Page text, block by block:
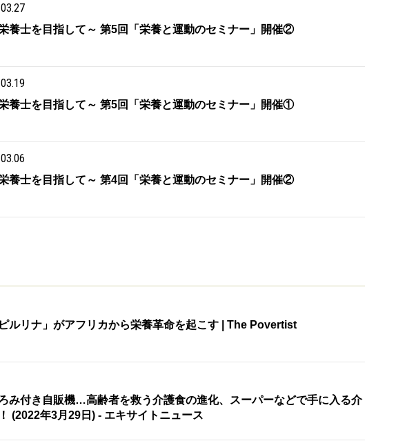
養士を目指して～ 第5回「栄養と運動のセミナー」開催②
養士を目指して～ 第5回「栄養と運動のセミナー」開催①
養士を目指して～ 第4回「栄養と運動のセミナー」開催②
ルリナ」がアフリカから栄養革命を起こす | The Povertist
み付き自販機…高齢者を救う介護食の進化、スーパーなどで手に入る介
(2022年3月29日) - エキサイトニュース